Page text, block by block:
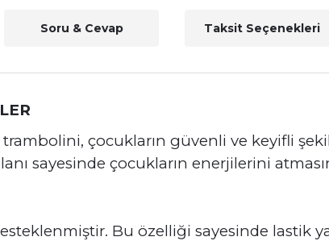
Soru & Cevap Taksit Seçenekleri
çocukların güvenli ve keyifli
sayesinde çocukların enerjilerini
Bu özelliği sayesinde lastik